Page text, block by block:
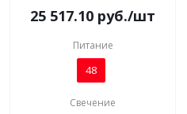
25 517.10 руб./шт
Питание
48
Свечение